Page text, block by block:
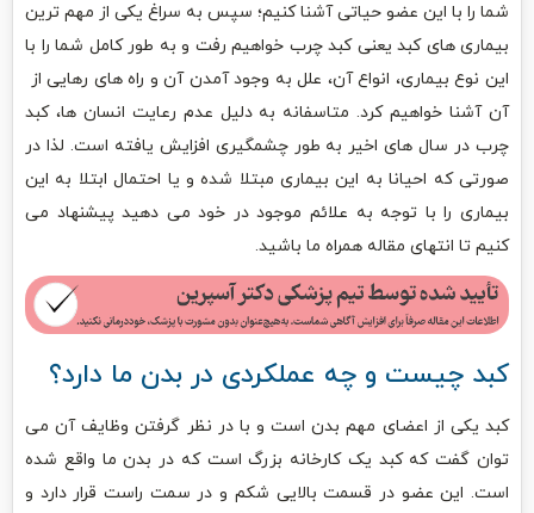
شما را با این عضو حیاتی آشنا کنیم؛ سپس به سراغ یکی از مهم ترین
بیماری های کبد یعنی کبد چرب خواهیم رفت و به طور کامل شما را با
این نوع بیماری، انواع آن، علل به وجود آمدن آن و راه های رهایی از
آن آشنا خواهیم کرد. متاسفانه به دلیل عدم رعایت انسان ها، کبد
چرب در سال های اخیر به طور چشمگیری افزایش یافته است. لذا در
صورتی که احیانا به این بیماری مبتلا شده و یا احتمال ابتلا به این
بیماری را با توجه به علائم موجود در خود می دهید پیشنهاد می
کنیم تا انتهای مقاله همراه ما باشید.
کبد چیست و چه عملکردی در بدن ما دارد؟
کبد یکی از اعضای مهم بدن است و با در نظر گرفتن وظایف آن می
توان گفت که کبد یک کارخانه بزرگ است که در بدن ما واقع شده
است. این عضو در قسمت بالایی شکم و در سمت راست قرار دارد و